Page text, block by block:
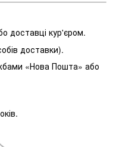
доставці кур'єром.
доставки).
«Нова Пошта» або